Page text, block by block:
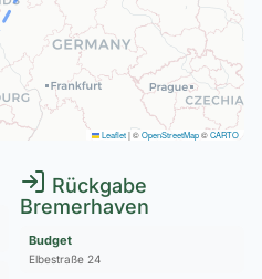
Leaflet|©OpenStreetMap©CARTO
Rückgabe
Bremerhaven
Budget
Elbestraße 24